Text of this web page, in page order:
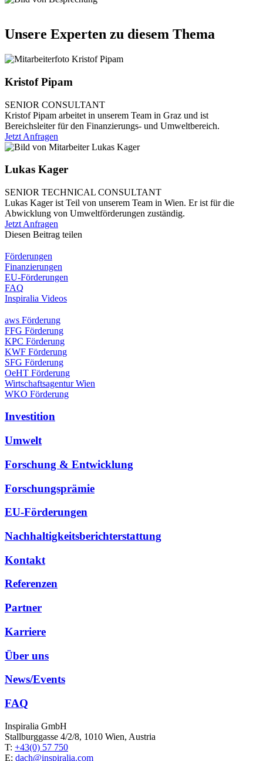
Unsere Experten zu diesem Thema
Kristof Pipam
SENIOR CONSULTANT
Kristof Pipam arbeitet in unserem Team in Graz und ist
Bereichsleiter für den Finanzierungs- und Umweltbereich.
Jetzt Anfragen
Lukas Kager
SENIOR TECHNICAL CONSULTANT
Lukas Kager ist Teil von unserem Team in Wien. Er ist für die
Abwicklung von Umweltförderungen zuständig.
Jetzt Anfragen
Diesen Beitrag teilen
Förderungen
Finanzierungen
EU-Förderungen
FAQ
Inspiralia Videos
aws Förderung
FFG Förderung
KPC Förderung
KWF Förderung
SFG Förderung
OeHT Förderung
Wirtschaftsagentur Wien
WKO Förderung
Investition
Umwelt
Forschung & Entwicklung
Forschungsprämie
EU-Förderungen
Nachhaltigkeitsberichterstattung
Kontakt
Referenzen
Partner
Karriere
Über uns
News/Events
FAQ
Inspiralia GmbH
Stallburggasse 4/2/8, 1010 Wien, Austria
T: +43(0) 57 750
E: dach@inspiralia.com